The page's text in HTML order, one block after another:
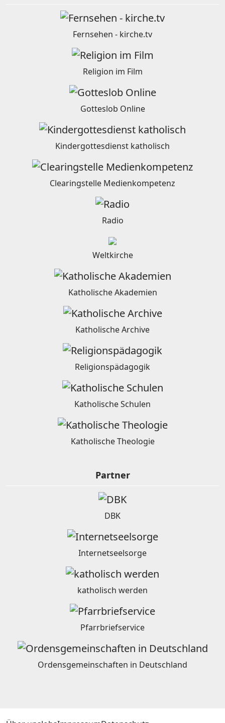
Fernsehen - kirche.tv
Religion im Film
Gotteslob Online
Kindergottesdienst katholisch
Clearingstelle Medienkompetenz
Radio
Weltkirche
Katholische Akademien
Katholische Archive
Religionspädagogik
Katholische Schulen
Katholische Theologie
Partner
DBK
Internetseelsorge
katholisch werden
Pfarrbriefservice
Ordensgemeinschaften in Deutschland